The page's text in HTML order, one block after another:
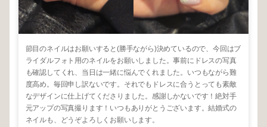
節目のネイルはお願いすると(勝手ながら)決めているので、今回はブ
ライダルフォト用のネイルをお願いしました。事前にドレスの写真
も確認してくれ、当日は一緒に悩んでくれました。いつもながら難
度高め。毎回申し訳ないです。それでもドレスに合うとっても素敵
なデザインに仕上げてくださりました。感謝しかないです！絶対手
元アップの写真撮ります！いつもありがとうございます。結婚式の
ネイルも、どうぞよろしくお願いします。